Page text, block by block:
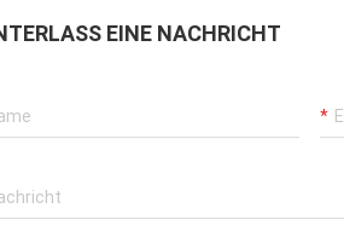
EINE NACHRICHT